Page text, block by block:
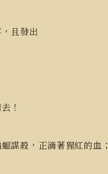
且發出
！
謀殺，正滴著猩紅的血；